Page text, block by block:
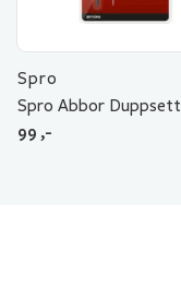
Spro
Spro Abbor Duppsett
99 ,-